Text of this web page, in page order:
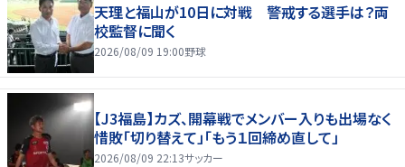
天理と福山が10日に対戦 警戒する選手は？両
校監督に聞く
2026/08/09 19:00野球
【J3福島】カズ、開幕戦でメンバー入りも出場なく
惜敗「切り替えて」「もう１回締め直して」
2026/08/09 22:13サッカー